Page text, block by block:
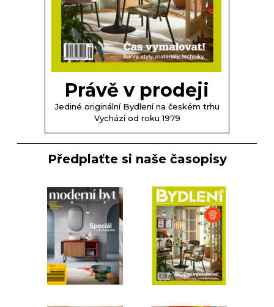
Právě v prodeji
Jediné originální Bydlení na českém trhu
Vychází od roku 1979
Předplaťte si naše časopisy